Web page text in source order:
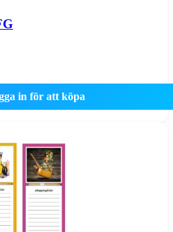
in för att köpa